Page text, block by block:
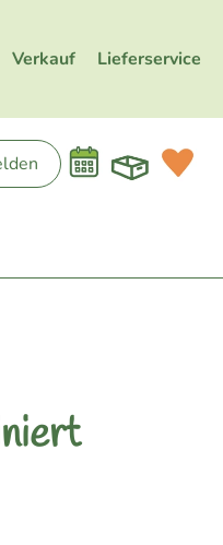
Verkauf Lieferservice